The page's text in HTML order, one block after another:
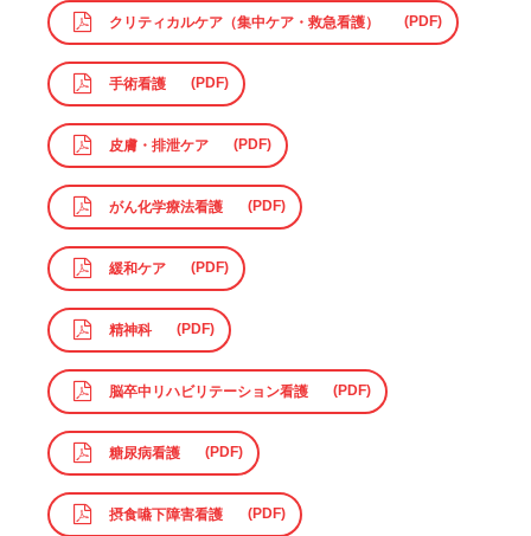
クリティカルケア（集中ケア・救急看護）
手術看護
皮膚・排泄ケア
がん化学療法看護
緩和ケア
精神科
脳卒中リハビリテーション看護
糖尿病看護
摂食嚥下障害看護